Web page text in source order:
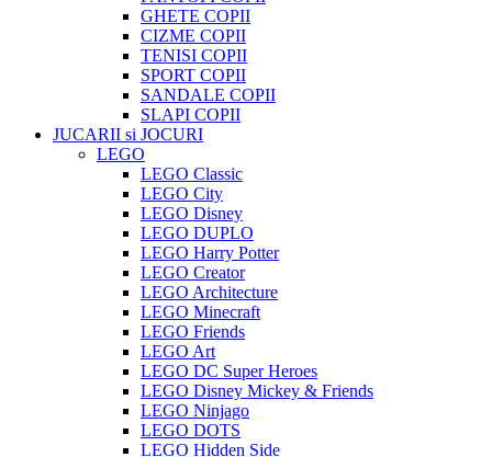
GHETE COPII
CIZME COPII
TENISI COPII
SPORT COPII
SANDALE COPII
SLAPI COPII
JUCARII si JOCURI
LEGO
LEGO Classic
LEGO City
LEGO Disney
LEGO DUPLO
LEGO Harry Potter
LEGO Creator
LEGO Architecture
LEGO Minecraft
LEGO Friends
LEGO Art
LEGO DC Super Heroes
LEGO Disney Mickey & Friends
LEGO Ninjago
LEGO DOTS
LEGO Hidden Side